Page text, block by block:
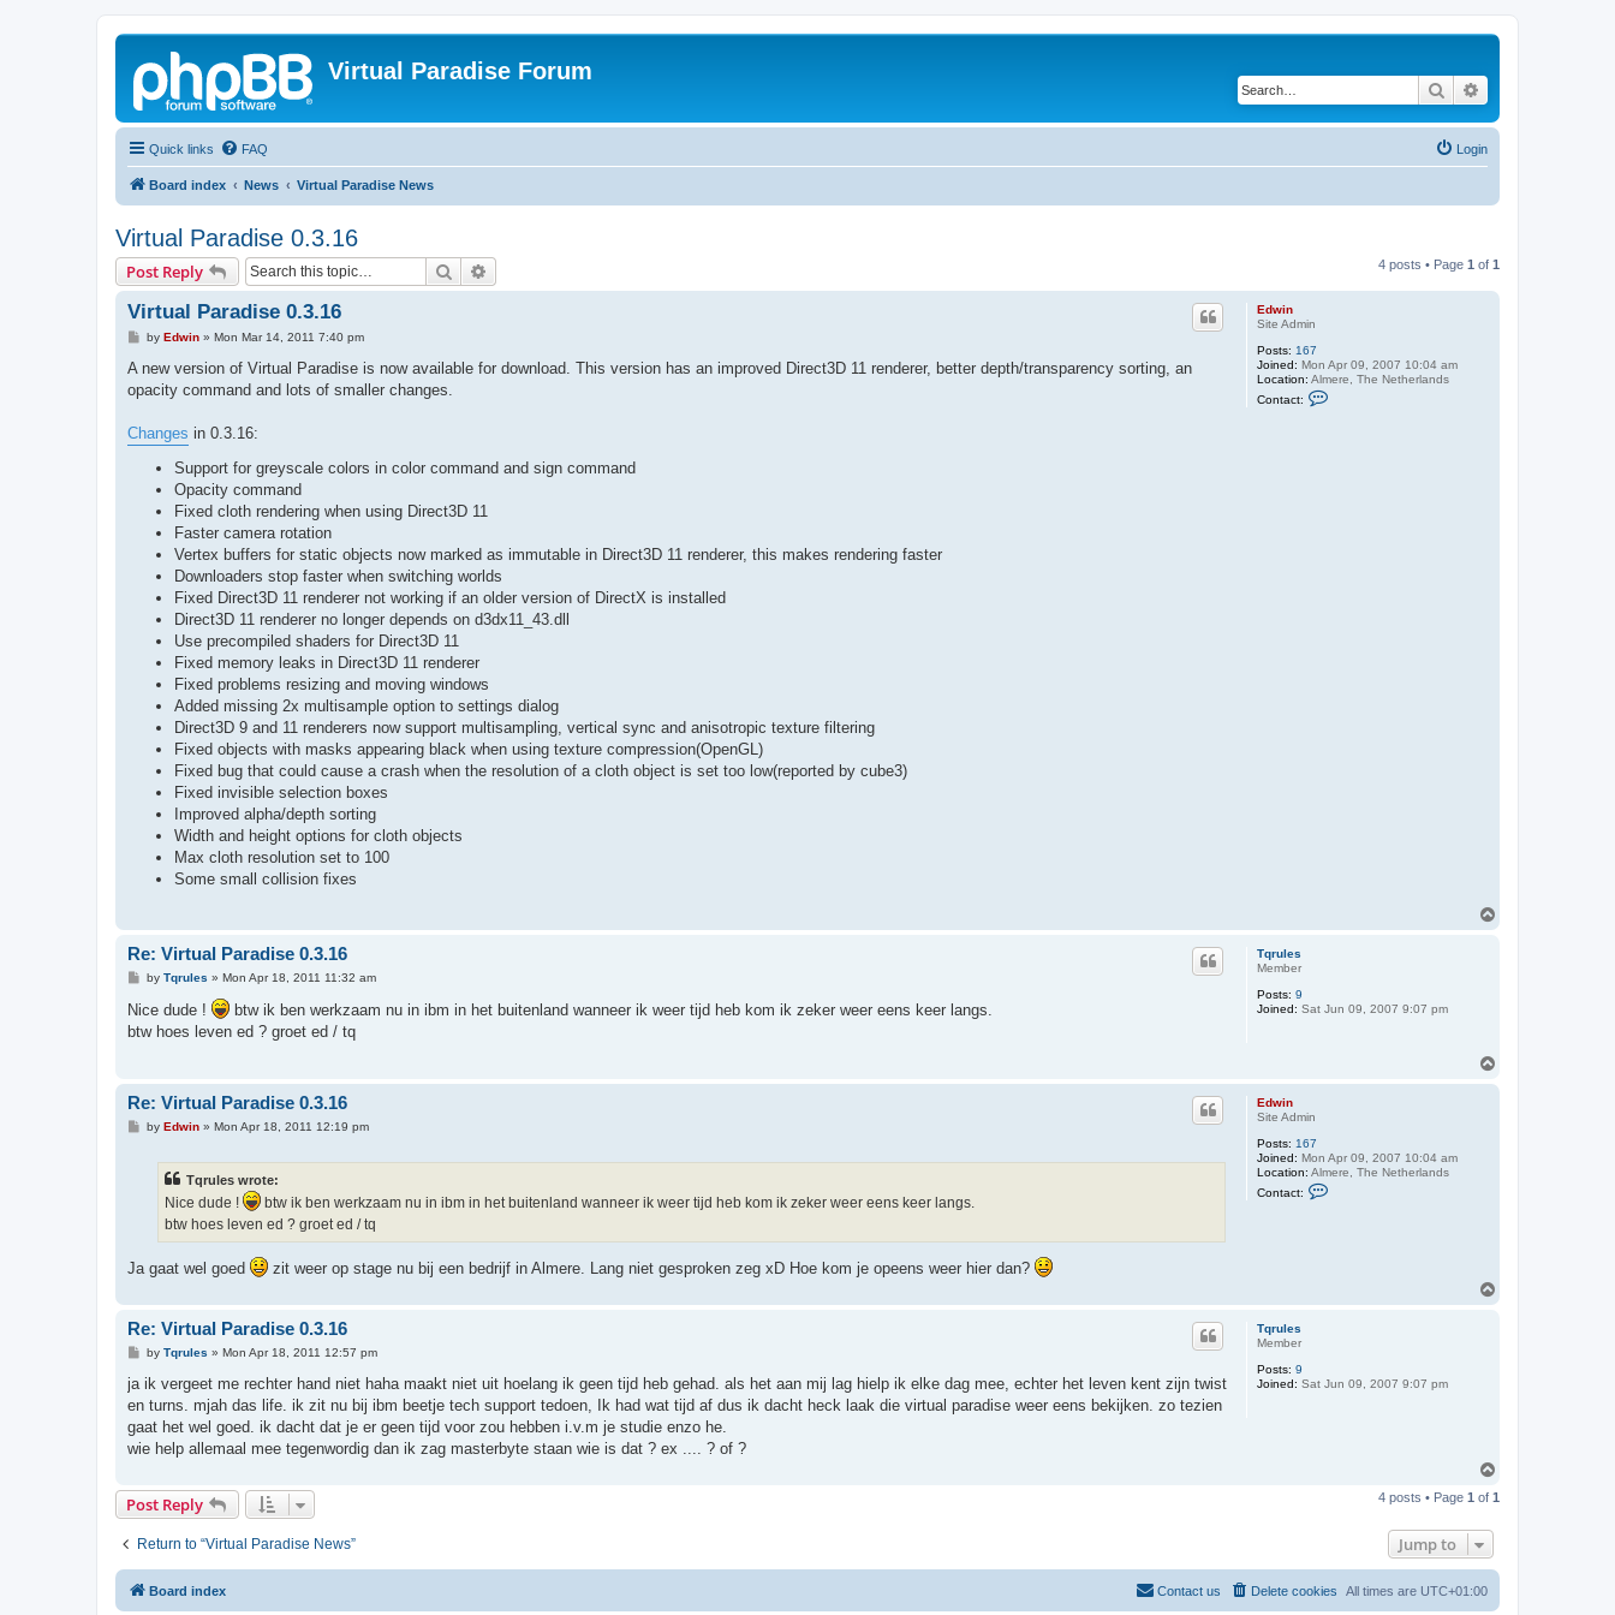
Virtual Paradise Forum
Search
Quick links FAQ Login
Board index News Virtual Paradise News
Virtual Paradise 0.3.16
Post Reply Search 4 posts • Page 1 of 1
Edwin
Site Admin
Posts: 167
Joined: Mon Apr 09, 2007 10:04 am
Location: Almere, The Netherlands
Contact:
Virtual Paradise 0.3.16
P
s
by Edwin» Mon Mar 14, 2011 7:40 pm
A new version of Virtual Paradise is now available for download. This version has an improved Direct3D 11 renderer, better depth/transparency sorting, an
opacity command and lots of smaller changes.
Changes in 0.3.16:
Support for greyscale colors in color command and sign command
Opacity command
Fixed cloth rendering when using Direct3D 11
Faster camera rotation
Vertex buffers for static objects now marked as immutable in Direct3D 11 renderer, this makes rendering faster
Downloaders stop faster when switching worlds
Fixed Direct3D 11 renderer not working if an older version of DirectX is installed
Direct3D 11 renderer no longer depends on d3dx11_43.dll
Use precompiled shaders for Direct3D 11
Fixed memory leaks in Direct3D 11 renderer
Fixed problems resizing and moving windows
Added missing 2x multisample option to settings dialog
Direct3D 9 and 11 renderers now support multisampling, vertical sync and anisotropic texture filtering
Fixed objects with masks appearing black when using texture compression(OpenGL)
Fixed bug that could cause a crash when the resolution of a cloth object is set too low(reported by cube3)
Fixed invisible selection boxes
Improved alpha/depth sorting
Width and height options for cloth objects
Max cloth resolution set to 100
Some small collision fixes
Tqrules
Member
Posts: 9
Joined: Sat Jun 09, 2007 9:07 pm
Re: Virtual Paradise 0.3.16
P
s
t
by Tqrules » Mon Apr 18, 2011 11:32 am
Nice dude !
btw ik ben werkzaam nu in ibm in het buitenland wanneer ik weer tijd heb kom ik zeker weer eens keer langs.
btw hoes leven ed ? groet ed / tq
Edwin
Site Admin
Posts: 167
Joined: Mon Apr 09, 2007 10:04 am
Location: Almere, The Netherlands
Contact:
Re: Virtual Paradise 0.3.16
Pby Edwin» Mon Apr 18, 2011 12:19 pm
Tqrules wrote:
Nice dude !
btw ik ben werkzaam nu in ibm in het buitenland wanneer ik weer tijd heb kom ik zeker weer eens keer langs.
btw hoes leven ed ? groet ed / tq
Ja gaat wel goed zit weer op stage nu bij een bedrijf in Almere. Lang niet gesproken zeg xD Hoe kom je opeens weer hier dan?
Tqrules
Member
Posts: 9
Joined: Sat Jun 09, 2007 9:07 pm
Re: Virtual Paradise 0.3.16
P
s
by Tqrules » Mon Apr 18, 2011 12:57 pm
ja ik vergeet me rechter hand niet haha maakt niet uit hoelang ik geen tijd heb gehad. als het aan mij lag hielp ik elke dag mee, echter het leven kent zijn twist
en turns. mjah das life. ik zit nu bij ibm beetje tech support tedoen, Ik had wat tijd af dus ik dacht heck laak die virtual paradise weer eens bekijken. zo tezien
gaat het wel goed. ik dacht dat je er geen tijd voor zou hebben i.v.m je studie enzo he.
wie help allemaal mee tegenwordig dan ik zag masterbyte staan wie is dat ? ex .... ? of ?
p
Post Reply 4 posts • Page 1 of 1
Return to “Virtual Paradise News” Jump to
Board index All times are UTC+01:00
Delete cookies
Contact us